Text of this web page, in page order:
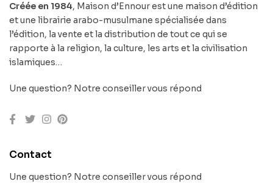
Créée en 1984, Maison d’Ennour est une maison d’édition
et une librairie arabo-musulmane spécialisée dans
l’édition, la vente et la distribution de tout ce qui se
rapporte à la religion, la culture, les arts et la civilisation
islamiques…
Une question? Notre conseiller vous répond
Contact
Une question? Notre conseiller vous répond